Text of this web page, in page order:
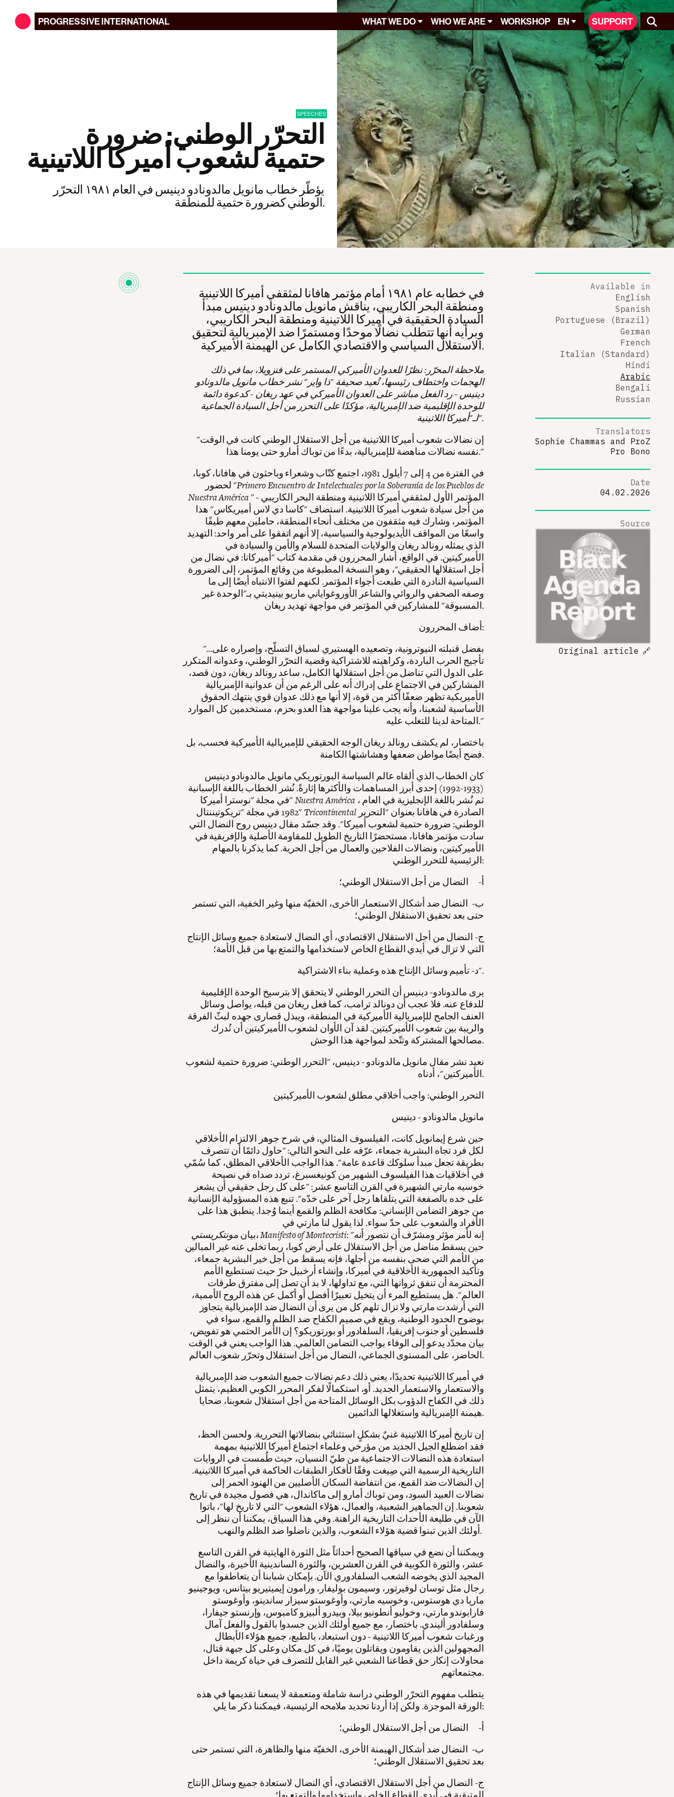
PROGRESSIVEINTERNATIONAL WHAT WE DO WHO WE ARE WORKSHOP EN SUPPORT
SPEECHES
التحرّر الوطني: ضرورة
حتمية لشعوب أميركا اللاتينية
يؤطّر خطاب مانويل مالدونادو دينيس في العام ١٩٨١ التحرّر
الوطني كضرورة حتمية للمنطقة.
في خطابه عام ١٩٨١ أمام مؤتمر هافانا لمثقفي أميركا اللاتينية
ومنطقة البحر الكاريبي، يناقش مانويل مالدونادو دينيس مبدأ
السيادة الحقيقية في أميركا اللاتينية ومنطقة البحر الكاريبي،
وبرأيه أنها تتطلب نضالًا موحدًا ومستمرًا ضد الإمبريالية لتحقيق
الاستقلال السياسي والاقتصادي الكامل عن الهيمنة الأميركية.
ملاحظة المحرّر: نظرًا للعدوان الأميركي المستمر على فنزويلا، بما في ذلك
الهجمات واختطاف رئيسها، تُعيد صحيفة "ذا واير" نشر خطاب مانويل مالدونادو
دينيس - رد الفعل مباشر على العدوان الأميركي في عهد ريغان - كدعوة دائمة
للوحدة الإقليمية ضد الإمبريالية، مؤكدًا على التحرر من أجل السيادة الجماعية
لـ"أميركا اللاتينية".
"إن نضالات شعوب أميركا اللاتينية من أجل الاستقلال الوطني كانت في الوقت
نفسه نضالات مناهضة للإمبريالية، بدءًا من توباك أمارو حتى يومنا هذا."
في الفترة من 4 إلى 7 أيلول 1981، اجتمع كتّاب وشعراء وباحثون في هافانا، كوبا،
لحضور "Primero Encuentro de Intelectuales por la Soberanía de los Pueblos de
Nuestra América" - المؤتمر الأول لمثقفي أميركا اللاتينية ومنطقة البحر الكاريبي
من أجل سيادة شعوب أميركا اللاتينية. استضاف "كاسا دي لاس أميريكاس" هذا
المؤتمر، وشارك فيه مثقفون من مختلف أنحاء المنطقة، حاملين معهم طيفًا
واسعًا من المواقف الأيديولوجية والسياسية، إلا أنهم اتفقوا على أمر واحد: التهديد
الذي يمثله رونالد ريغان والولايات المتحدة للسلام والأمن والسيادة في
الأميركيتين. في الواقع، أشار المحررون في مقدمة كتاب "أميركانا: في نضال من
أجل استقلالها الحقيقي"، وهو النسخة المطبوعة من وقائع المؤتمر، إلى الضرورة
السياسية النادرة التي طبعت أجواء المؤتمر. لكنهم لفتوا الانتباه أيضًا إلى ما
وصفه الصحفي والروائي والشاعر الأوروغواياني ماريو بينيديتي بـ"الوحدة غير
المسبوقة" للمشاركين في المؤتمر في مواجهة تهديد ريغان.
أضاف المحررون:
"...بفضل قنبلته النيوترونية، وتصعيده الهستيري لسباق التسلّح، وإصراره على
تأجيج الحرب الباردة، وكراهيته للاشتراكية وقضية التحرّر الوطني، وعدوانه المتكرر
على الدول التي تناضل من أجل استقلالها الكامل، ساعد رونالد ريغان، دون قصد،
المشاركين في الاجتماع على إدراك أنه على الرغم من أن عدوانية الإمبريالية
الأميريكية تظهر ضعفًا أكثر من قوة، إلا أنها مع ذلك عدوان قوي ينتهك الحقوق
الأساسية لشعبنا، وأنه يجب علينا مواجهة هذا العدو بحزم، مستخدمين كل الموارد
المتاحة لدينا للتغلب عليه."
باختصار، لم يكشف رونالد ريغان الوجه الحقيقي للإمبريالية الأميركية فحسب، بل
فضح أيضًا مواطن ضعفها وهشاشتها الكامنة.
كان الخطاب الذي ألقاه عالم السياسة البورتوريكي مانويل مالدونادو دينيس
(1933-1992) إحدى أبرز المساهمات والأكثرها إثارةً. نُشر الخطاب باللغة الإسبانية
في مجلة "نوسترا أميركا"Nuestra América ،ثم نُشر باللغة الإنجليزية في العام
1982 في مجلة "تريكوتيننتال" Tricontinentalالصادرة في هافانا بعنوان "التحرير
الوطني: ضرورة حتمية لشعوب أميركا". وقد جسّد مقال دينيس روح النضال التي
سادت مؤتمر هافانا، مستحضرًا التاريخ الطويل للمقاومة الأصلية والإفريقية في
الأميركيتين، ونضالات الفلاحين والعمال من أجل الحرية. كما يذكرنا بالمهام
الرئيسية للتحرر الوطني:
أ‌- النضال من أجل الاستقلال الوطني؛
ب‌- النضال ضد أشكال الاستعمار الأخرى، الخفيّة منها وغير الخفية، التي تستمر
حتى بعد تحقيق الاستقلال الوطني؛
ج- النضال من أجل الاستقلال الاقتصادي، أي النضال لاستعادة جميع وسائل الإنتاج
التي لا تزال في أيدي القطاع الخاص لاستخدامها والتمتع بها من قبل الأمة؛
د- تأميم وسائل الإنتاج هذه وعملية بناء الاشتراكية".
يرى مالدونادو- دينيس أن التحرر الوطني لا يتحقق إلا بترسيخ الوحدة الإقليمية
للدفاع عنه. فلا عجب أن دونالد ترامب، كما فعل ريغان من قبله، يواصل وسائل
العنف الجامح للإمبريالية الأميركية في المنطقة، ويبذل قصارى جهده لبثّ الفرقة
والريبة بين شعوب الأميركيتين. لقد آن الأوان لشعوب الأميركيتين أن تُدرك
مصالحها المشتركة وتتّحد لمواجهة هذا الوحش.
نعيد نشر مقال مانويل مالدونادو - دينيس، "التحرر الوطني: ضرورة حتمية لشعوب
الأميركتين"، أدناه.
التحرر الوطني: واجب أخلاقي مطلق لشعوب الأميركيتين
مانويل مالدونادو - دينيس
حين شرع إيمانويل كانت، الفيلسوف المثالي، في شرح جوهر الالتزام الأخلاقي
لكل فرد تجاه البشرية جمعاء، عرّفه على النحو التالي: "حاول دائمًا أن تتصرف
بطريقة تجعل مبدأ سلوكك قاعدة عامة". هذا الواجب الأخلاقي المطلق، كما سُمّي
في أخلاقيات هذا الفيلسوف الشهير من كونيغسبرغ، تردد صداه في نصيحة
خوسيه مارتي الشهيرة في القرن التاسع عشر: "على كل رجل حقيقي أن يشعر
على خده بالصفعة التي يتلقاها رجل آخر على خدّه". تنبع هذه المسؤولية الإنسانية
من جوهر التضامن الإنساني: مكافحة الظلم والقمع أينما وُجدا. ينطبق هذا على
الأفراد والشعوب على حدّ سواء. لذا يقول لنا مارتي في
بيان مونتكريستي ،Manifesto of Montecristi: "إنه لأمر مؤثر ومشرّف أن نتصور أنه
حين يسقط مناضل من أجل الاستقلال على أرض كوبا، ربما تخلى عنه غير المبالين
من الأمم التي ضحى بنفسه من أجلها، فإنه يسقط من أجل خير البشرية جمعاء،
وتأكيد الجمهورية الأخلاقية في أميركا، وإنشاء أرخبيل حرّ حيث تستطيع الأمم
المحترمة أن تنفق ثرواتها التي، مع تداولها، لا بد أن تصل إلى مفترق طرقات
العالم". هل يستطيع المرء أن يتخيل تعبيرًا أفضل أو أكمل عن هذه الروح الأممية،
التي أرشدت مارتي ولا تزال تلهم كل من يرى أن النضال ضد الإمبريالية يتجاوز
بوضوح الحدود الوطنية، ويقع في صميم الكفاح ضد الظلم والقمع، سواء في
فلسطين أو جنوب إفريقيا، السلفادور أو بورتوريكو؟ إن الأمر الحتمي هو تفويض،
بيان محدّد يدعو إلى الوفاء بواجب التضامن العالمي. هذا الواجب يعني في الوقت
الحاضر، على المستوى الجماعي، النضال من أجل استقلال وتحرّر شعوب العالم.
في أميركا اللاتينية تحديدًا، يعني ذلك دعم نضالات جميع الشعوب ضد الإمبريالية
والاستعمار والاستعمار الجديد. أو، استكمالًا لفكر المحرر الكوبي العظيم، يتمثل
ذلك في الكفاح الدؤوب بكل الوسائل المتاحة من أجل استقلال شعوبنا، ضحايا
هيمنة الإمبريالية واستغلالها الدائمين.
إن تاريخ أميركا اللاتينية غنيٌ بشكلٍ استثنائي بنضالاتها التحررية. ولحسن الحظ،
فقد اضطلع الجيل الجديد من مؤرخي وعلماء اجتماع أميركا اللاتينية بمهمة
استعادة هذه النضالات الاجتماعية من طيّ النسيان، حيث طُمست في الروايات
التاريخية الرسمية التي صِيغت وفقًا لأفكار الطبقات الحاكمة في أميركا اللاتينية.
إن النضالات ضد القمع، من انتفاضة السكان الأصليين من الهنود الحمر إلى
نضالات العبيد السود، ومن توباك أمارو إلى ماكاندال، هي فصول مجيدة في تاريخ
شعوبنا. إن الجماهير الشعبية، والعمال، هؤلاء الشعوب "التي لا تاريخ لها"، باتوا
الآن في طليعة الأحداث التاريخية الراهنة. وفي هذا السياق، يمكننا أن ننظر إلى
أولئك الذين تبنوا قضية هؤلاء الشعوب، والذين ناضلوا ضد الظلم والنهب.
ويمكننا أن نضع في سياقها الصحيح أحداثاً مثل الثورة الهايتية في القرن التاسع
عشر، والثورة الكوبية في القرن العشرين، والثورة الساندينية الأخيرة، والنضال
المجيد الذي يخوضه الشعب السلفادوري الآن. بإمكان شبابنا أن يتعاطفوا مع
رجال مثل توسان لوفيرتور، وسيمون بوليفار، ورامون إيميتيريو بيتانس، ويوجينيو
ماريا دي هوستوس، وخوسيه مارتي، وأوغوستو سيزار ساندينو، وأوغوستو
فارابوندو مارتي، وخوليو أنطونيو بيلا، وبيدرو ألبيزو كامبوس، وإرنستو جيفارا،
وسلفادور أليندي. باختصار، مع جميع أولئك الذين جسدوا بالقول والفعل آمال
ورغبات شعوب أميركا اللاتينية - دون استبعاد، بالطبع، جميع هؤلاء الأبطال
المجهولين الذين يقاومون ويقاتلون يوميًا، في كل مكان وعلى كل جبهة قتال،
محاولات إنكار حق قطاعنا الشعبي غير القابل للتصرف في حياة كريمة داخل
مجتمعاتهم.
يتطلب مفهوم التحرّر الوطني دراسة شاملة ومتعمقة لا يسعنا تقديمها في هذه
الورقة الموجزة. ولكن إذا أردنا تحديد ملامحه الرئيسية، فيمكننا ذكر ما يلي:
أ‌- النضال من أجل الاستقلال الوطني؛
ب‌- النضال ضد أشكال الهيمنة الأخرى، الخفيّة منها والظاهرة، التي تستمر حتى
بعد تحقيق الاستقلال الوطني؛
ج- النضال من أجل الاستقلال الاقتصادي، أي النضال لاستعادة جميع وسائل الإنتاج
المتبقية في أيدي القطاع الخاص واستخدامها والتمتع بها؛
Available in
English
Spanish
Portuguese (Brazil)
German
French
Italian (Standard)
Hindi
Arabic
Bengali
Russian
Translators
Sophie Chammas and ProZ
Pro Bono
Date
04.02.2026
Source
Original article 🔗